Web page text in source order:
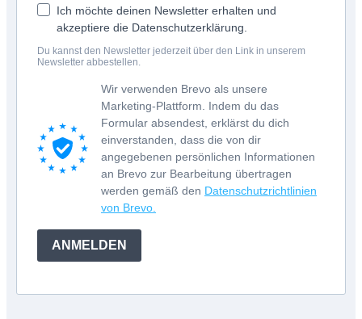
Ich möchte deinen Newsletter erhalten und
akzeptiere die Datenschutzerklärung.
Du kannst den Newsletter jederzeit über den Link in unserem
Newsletter abbestellen.
Wir verwenden Brevo als unsere
Marketing-Plattform. Indem du das
Formular absendest, erklärst du dich
einverstanden, dass die von dir
angegebenen persönlichen Informationen
an Brevo zur Bearbeitung übertragen
werden gemäß den Datenschutzrichtlinien
von Brevo.
ANMELDEN